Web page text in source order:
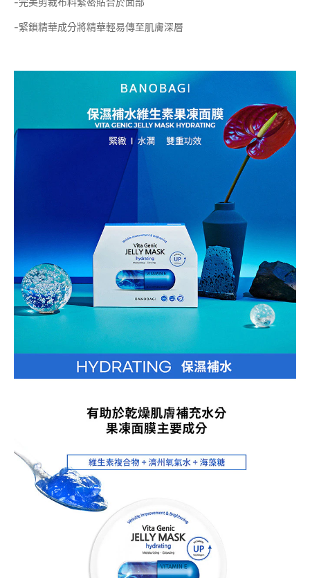
-完美剪裁布料緊密貼合於面部
-緊鎖精華成分將精華輕易傳至肌膚深層